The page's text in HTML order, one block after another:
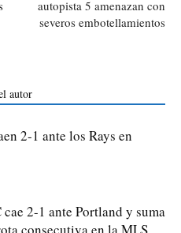
autopista 5 amenazan con
severos embotellamientos
autor
2-1 ante los Rays en
cae 2-1 ante Portland y suma